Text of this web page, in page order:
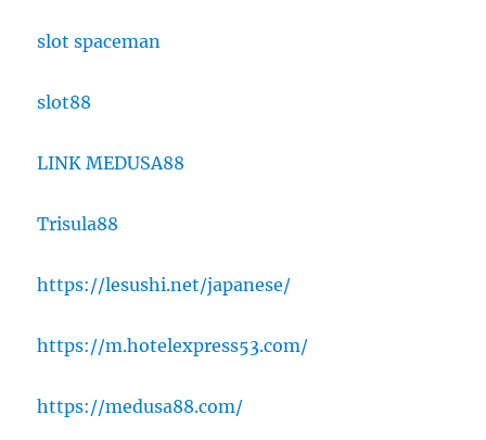
slot spaceman
slot88
LINK MEDUSA88
Trisula88
https://lesushi.net/japanese/
https://m.hotelexpress53.com/
https://medusa88.com/